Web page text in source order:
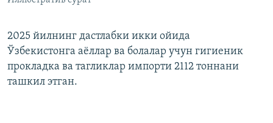
2025 йилнинг дастлабки икки ойида
Ўзбекистонга аёллар ва болалар учун гигиеник
прокладка ва тагликлар импорти 2112 тоннани
ташкил этган.